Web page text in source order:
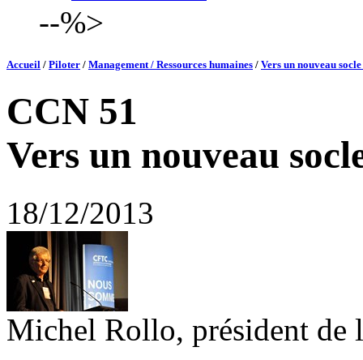
--%>
Accueil / Piloter / Management / Ressources humaines / Vers un nouveau
CCN 51
Vers un nouveau
18/12/2013
Michel Rollo, président de